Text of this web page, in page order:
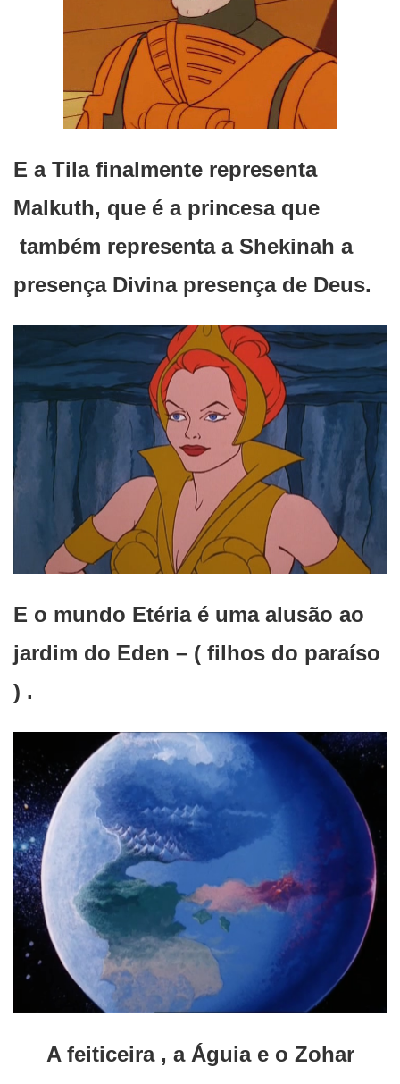
E a Tila finalmente representa
Malkuth, que é a princesa que
também representa a Shekinah a
presença Divina presença de Deus.
E o mundo Etéria é uma alusão ao
jardim do Eden – ( filhos do paraíso
) .
A feiticeira , a Águia e o Zohar